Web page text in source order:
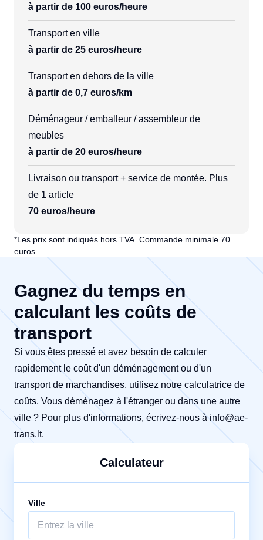
à partir de 100 euros/heure
Transport en ville
à partir de 25 euros/heure
Transport en dehors de la ville
à partir de 0,7 euros/km
Déménageur / emballeur / assembleur de
meubles
à partir de 20 euros/heure
Livraison ou transport + service de montée. Plus
de 1 article
70 euros/heure
*Les prix sont indiqués hors TVA. Commande minimale 70
euros.
Gagnez du temps en
calculant les coûts de
transport
Si vous êtes pressé et avez besoin de calculer
rapidement le coût d'un déménagement ou d'un
transport de marchandises, utilisez notre calculatrice de
coûts. Vous déménagez à l'étranger ou dans une autre
ville ? Pour plus d'informations, écrivez-nous à info@ae-
trans.lt.
Calculateur
Ville